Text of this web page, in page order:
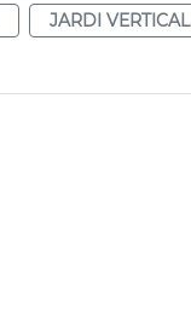
JARDI VERTICAL